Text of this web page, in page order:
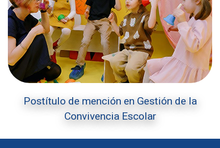
Postítulo de mención en Gestión de la
Convivencia Escolar